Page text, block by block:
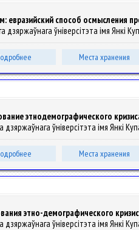
евразийский способ осмысления
ўніверсітэта імя Янкі
Места хранения
этнодемографического
ўніверсітэта імя Янкі
Места хранения
этно-демографического
ўніверсітэта імя Янкі